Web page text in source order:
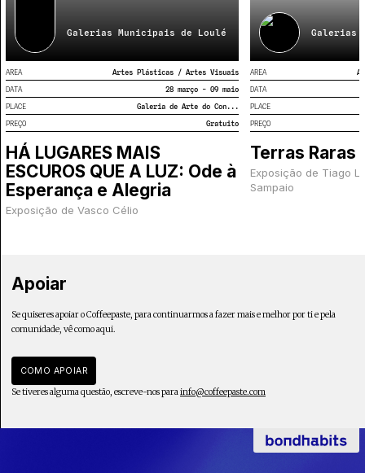
Galerias Municipais de Loulé
AREA
Artes Plásticas / Artes Visuais
DATA
28 março - 09 maio
PLACE
Galeria de Arte do Con...
PREÇO
Gratuito
HÁ LUGARES MAIS
ESCUROS QUE A LUZ: Ode à
Esperança e Alegria
Exposição de Vasco Célio
Galerias
AREA
DATA
PLACE
PREÇO
Terras Raras
Exposição de Tiago
Sampaio
Apoiar
Se quiseres apoiar o Coffeepaste, para continuarmos a fazer mais e melhor por ti e pela
comunidade, vê como aqui.
COMO APOIAR
Se tiveres alguma questão, escreve-nos parainfo@coffeepaste.com